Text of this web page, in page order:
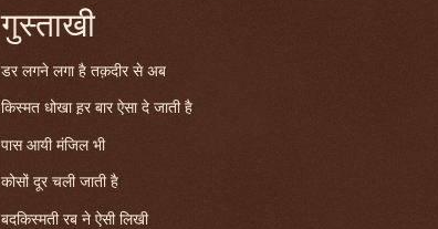
गुस्ताखी
डर लगने लगा है तक़दीर से अब
किस्मत धोखा ह़र बार ऐसा दे जाती है
पास आयी मंजिल भी
कोसों दूर चली जाती है
बदकिस्मती रब ने ऐसी लिखी